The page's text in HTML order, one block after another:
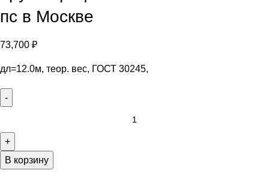
пс в Москве
73,700 ₽
дл=12.0м, теор. вес, ГОСТ 30245,
В корзину